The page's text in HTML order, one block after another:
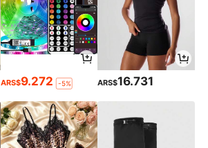
ARS$9.272 -5% ARS$16.731